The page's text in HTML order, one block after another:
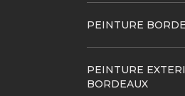
PEINTURE
PEINTURE
BORDEAUX